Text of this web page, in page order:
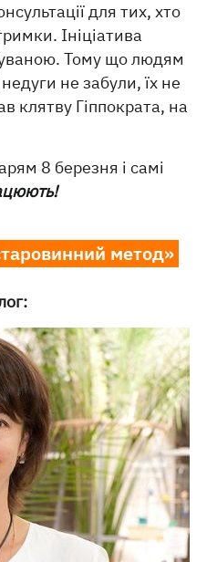
для тих, хто
Ініціатива
Тому що людям
не забули, їх не
клятву Гіппократа, на
8 березня і самі
метод»